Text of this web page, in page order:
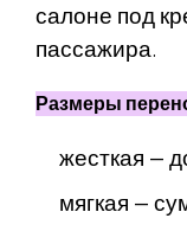
салоне под
пассажира.
Размеры
жесткая —
мягкая —